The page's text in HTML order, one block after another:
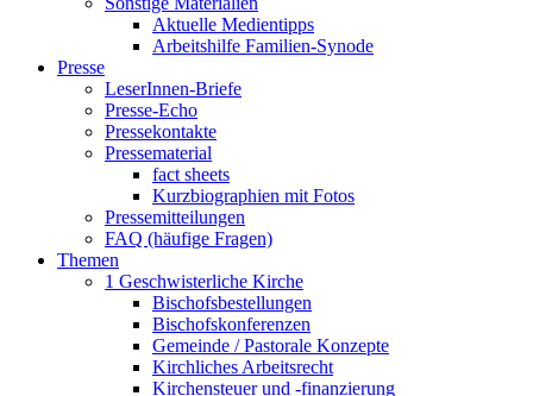
Aktuelle Medientipps
Arbeitshilfe Familien-Synode
Presse
LeserInnen-Briefe
Presse-Echo
Pressekontakte
Pressematerial
fact sheets
Kurzbiographien mit Fotos
Pressemitteilungen
FAQ (häufige Fragen)
Themen
1 Geschwisterliche Kirche
Bischofsbestellungen
Bischofskonferenzen
Gemeinde / Pastorale Konzepte
Kirchliches Arbeitsrecht
Kirchensteuer und -finanzierung